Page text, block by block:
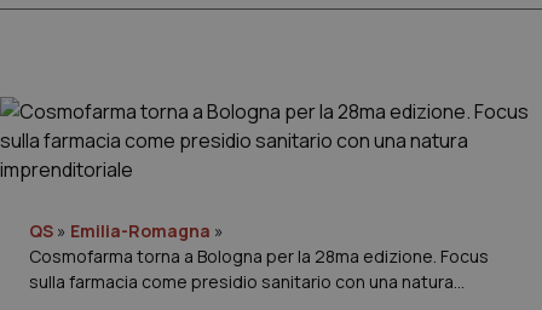
Cronache
Governo e Parlamento
Regioni e Asl
QS » Emilia-Romagna »
Cosmofarma torna a Bologna per la 28ma edizione. Focus
sulla farmacia come presidio sanitario con una natura